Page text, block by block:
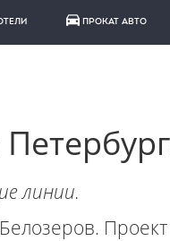
ПРОКАТ АВТО
линии.